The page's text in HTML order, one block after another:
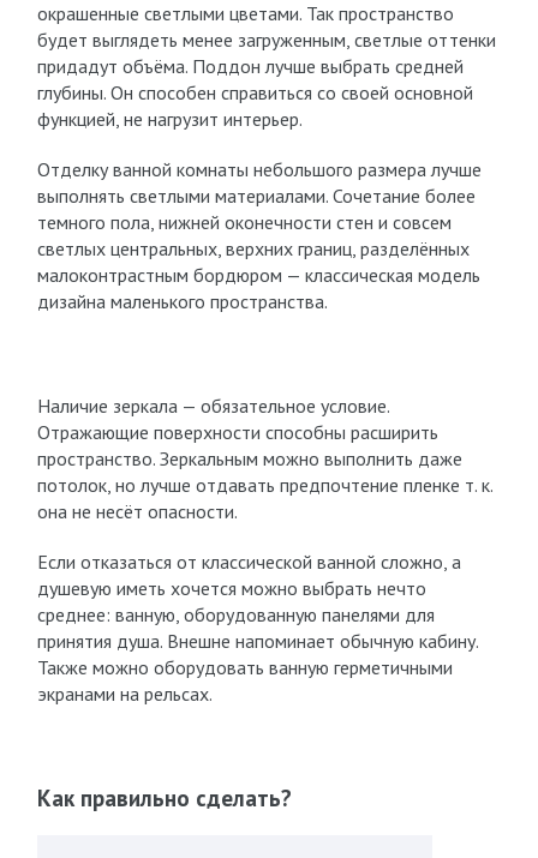
окрашенные светлыми цветами. Так пространство
будет выглядеть менее загруженным, светлые оттенки
придадут объёма. Поддон лучше выбрать средней
глубины. Он способен справиться со своей основной
функцией, не нагрузит интерьер.
Отделку ванной комнаты небольшого размера лучше
выполнять светлыми материалами. Сочетание более
темного пола, нижней оконечности стен и совсем
светлых центральных, верхних границ, разделённых
малоконтрастным бордюром — классическая модель
дизайна маленького пространства.
Наличие зеркала — обязательное условие.
Отражающие поверхности способны расширить
пространство. Зеркальным можно выполнить даже
потолок, но лучше отдавать предпочтение пленке т. к.
она не несёт опасности.
Если отказаться от классической ванной сложно, а
душевую иметь хочется можно выбрать нечто
среднее: ванную, оборудованную панелями для
принятия душа. Внешне напоминает обычную кабину.
Также можно оборудовать ванную герметичными
экранами на рельсах.
Как правильно сделать?